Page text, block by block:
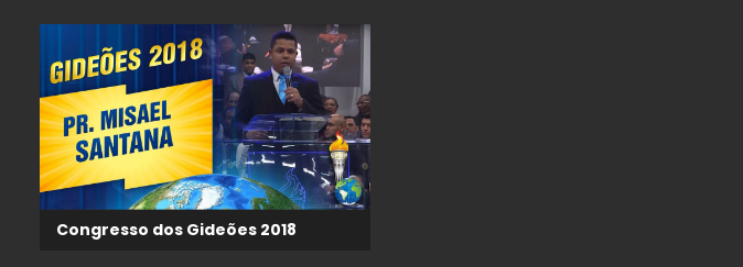
Congresso dos Gideões 2018